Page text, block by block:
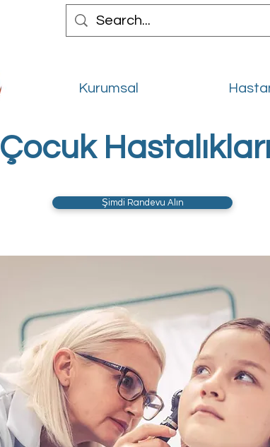
Çocuk Hastalıkları
Şimdi Randevu Alın
Kurumsal